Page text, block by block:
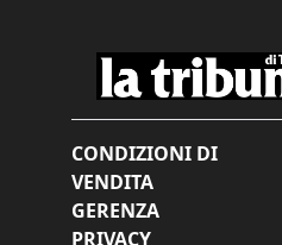
CONDIZIONI DI
VENDITA
GERENZA
PRIVACY